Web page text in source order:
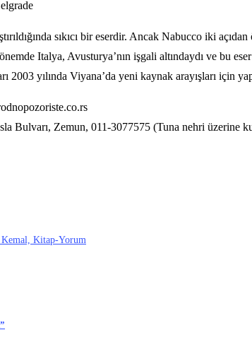
sıkıcı bir eserdir. Ancak Nabucco iki
Italya, Avusturya’nın işgali altındaydı ve bu
2003 yılında Viyana’da yeni kaynak arayışları için
Bulvarı, Zemun, 011-3077575 (Tuna nehri üzerine
Kitap-Yorum